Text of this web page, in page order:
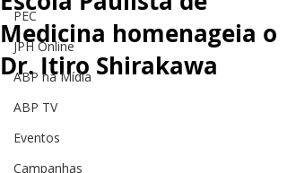
PEC
JPH Online
ABP na Mídia
ABP TV
Eventos
Campanhas
Medicina homenageia o
Dr. Itiro Shirakawa